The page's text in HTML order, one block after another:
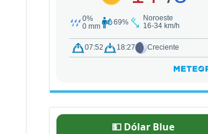
💵 Dólar Blue